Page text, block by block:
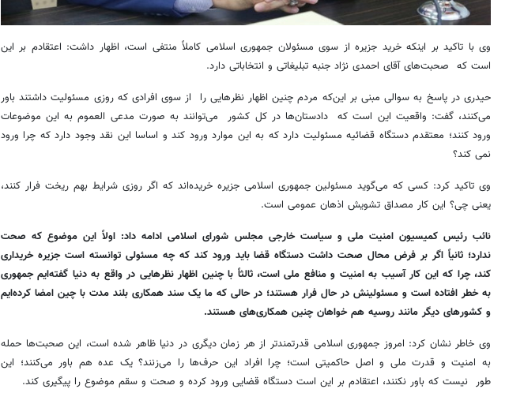
وی با تاکید بر اینکه خرید جزیره از سوی مسئولان جمهوری اسلامی کاملاً منتفی است، اظهار داشت: اعتقادم بر این
است که صحبت‌های آقای احمدی نژاد جنبه تبلیغاتی و انتخاباتی دارد.
حیدری در پاسخ به سوالی مبنی بر این‌که مردم چنین اظهار نظرهایی را از سوی افرادی که روزی مسئولیت داشتند باور
می‌کنند، گفت: واقعیت این است که دادستان‌ها در کل کشور می‌توانند به صورت مدعی العموم به این موضوعات
ورود کنند؛ معتقدم دستگاه قضائیه مسئولیت دارد که به این موارد ورود کند و اساسا این نقد وجود دارد که چرا ورود
نمی کند؟
وی تاکید کرد: کسی که می‌گوید مسئولین جمهوری اسلامی جزیره خریده‌اند که اگر روزی شرایط بهم ریخت فرار کنند،
یعنی چی؟ این کار مصداق تشویش اذهان عمومی است.
نائب رئیس کمیسیون امنیت ملی و سیاست خارجی مجلس شورای اسلامی ادامه داد: اولاً این موضوع که صحت
ندارد؛ ثانیاً اگر بر فرض محال صحت داشت دستگاه قضا باید ورود کند که چه مسئولی توانسته است جزیره خریداری
کند، چرا که این کار آسیب به امنیت و منافع ملی است، ثالثاً با چنین اظهار نظرهایی در واقع به دنیا گفته‌ایم جمهوری
به خطر افتاده است و مسئولینش در حال فرار هستند؛ در حالی که ما یک سند همکاری بلند مدت با چین امضا کرده‌ایم
و کشورهای دیگر مانند روسیه هم خواهان چنین همکاری‌های هستند.
وی خاطر نشان کرد: امروز جمهوری اسلامی قدرتمندتر از هر زمان دیگری در دنیا ظاهر شده است، این صحبت‌ها حمله
به امنیت و قدرت ملی و اصل حاکمیتی است؛ چرا افراد این حرف‌ها را می‌زنند؟ یک عده هم باور می‌کنند؛ این
طور نیست که باور نکنند، اعتقادم بر این است دستگاه قضایی ورود کرده و صحت و سقم موضوع را پیگیری کند.